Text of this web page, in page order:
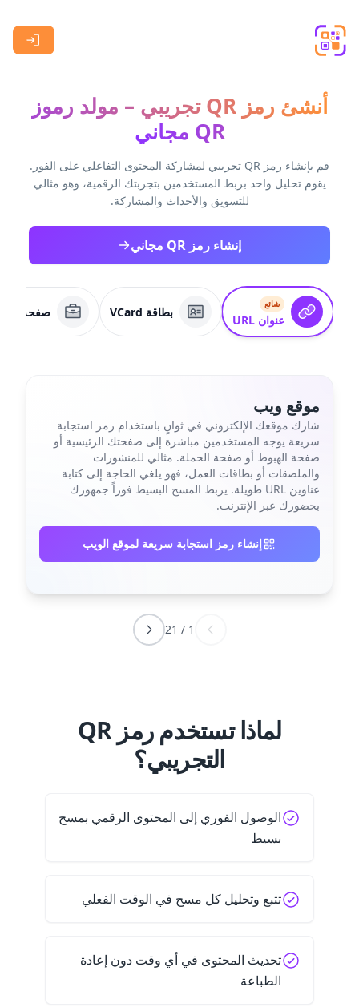
أنشئ رمز QR تجريبي – مولد رموز
QR مجاني
قم بإنشاء رمز QR تجريبي لمشاركة المحتوى التفاعلي على الفور.
يقوم تحليل واحد بربط المستخدمين بتجربتك الرقمية، وهو مثالي
للتسويق والأحداث والمشاركة.
إنشاء رمز QR مجاني
شائع
عنوان URL
بطاقة VCard صفحة
موقع ويب
شارك موقعك الإلكتروني في ثوانٍ باستخدام رمز استجابة
سريعة يوجه المستخدمين مباشرة إلى صفحتك الرئيسية أو
صفحة الهبوط أو صفحة الحملة. مثالي للمنشورات
والملصقات أو بطاقات العمل، فهو يلغي الحاجة إلى كتابة
عناوين URL طويلة. يربط المسح البسيط فوراً جمهورك
بحضورك عبر الإنترنت.
إنشاء رمز استجابة سريعة لموقع الويب
1
/
21
لماذا تستخدم رمز QR
التجريبي؟
الوصول الفوري إلى المحتوى الرقمي بمسح
بسيط
تتبع وتحليل كل مسح في الوقت الفعلي
تحديث المحتوى في أي وقت دون إعادة
الطباعة